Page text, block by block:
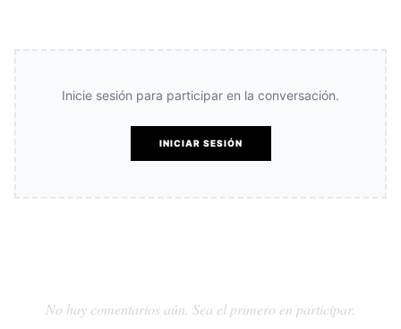
Inicie sesión para participar en la conversación.
INICIAR SESIÓN
No hay comentarios aún. Sea el primero en participar.